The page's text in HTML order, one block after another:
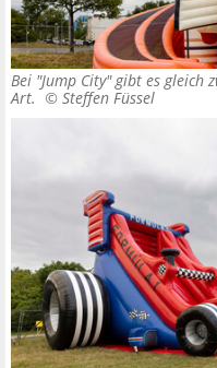
Bei "Jump City" gibt es gleich
Art. © Steffen Füssel